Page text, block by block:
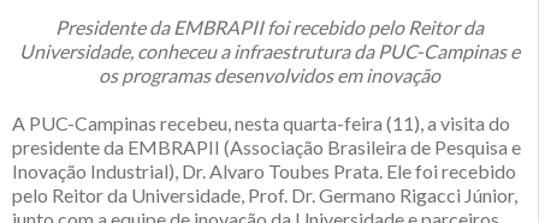
Presidente da EMBRAPII foi recebido pelo Reitor da
Universidade, conheceu a infraestrutura da PUC-Campinas e
os programas desenvolvidos em inovação
A PUC-Campinas recebeu, nesta quarta-feira (11), a visita do
presidente da EMBRAPII (Associação Brasileira de Pesquisa e
Inovação Industrial), Dr. Alvaro Toubes Prata. Ele foi recebido
pelo Reitor da Universidade, Prof. Dr. Germano Rigacci Júnior,